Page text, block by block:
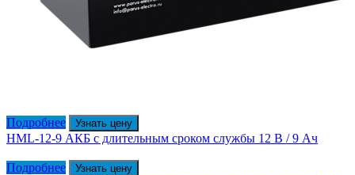
Подробнее Узнать цену
HML-12-9 АКБ с длительным сроком службы 12 В / 9 Ач
Подробнее Узнать цену